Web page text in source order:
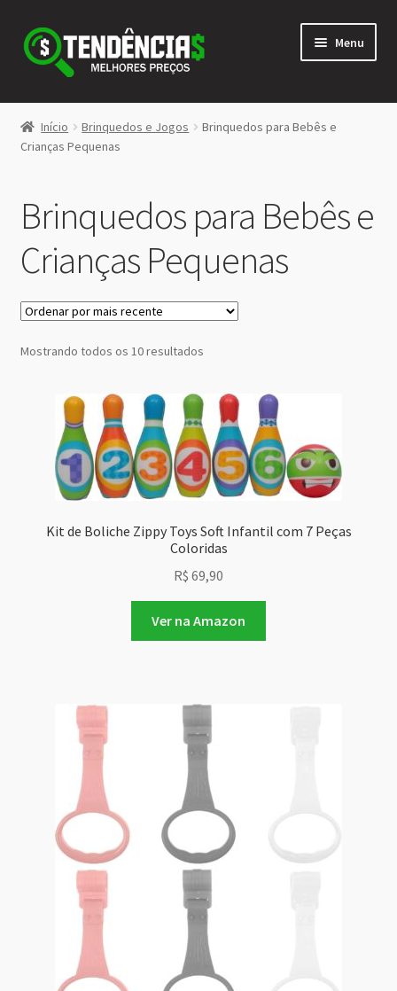
Pular
para
navegação
Pular
para
conteúdo
Menu
LOJA
<>
Início Brinquedos e Jogos
Brinquedos para Bebês e
Crianças Pequenas
Brinquedos para Bebês e
Crianças Pequenas
Mostrando todos os 10 resultadosClassificado
recente
Kit de Boliche Zippy Toys Soft Infantil com 7 Peças
Coloridas
R$ 69,90
Ver na Amazon